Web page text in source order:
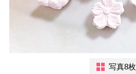
写真8枚